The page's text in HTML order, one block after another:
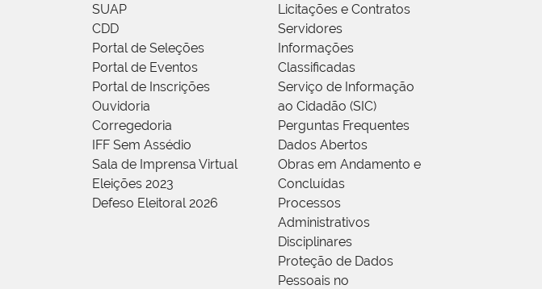
SUAP
CDD
Portal de Seleções
Portal de Eventos
Portal de Inscrições
Ouvidoria
Corregedoria
IFF Sem Assédio
Sala de Imprensa Virtual
Eleições 2023
Defeso Eleitoral 2026
Licitações e Contratos
Servidores
Informações
Classificadas
Serviço de Informação
ao Cidadão (SIC)
Perguntas Frequentes
Dados Abertos
Obras em Andamento e
Concluídas
Processos
Administrativos
Disciplinares
Proteção de Dados
Pessoais no